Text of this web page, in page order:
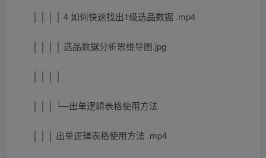
│ │ │ │ 4 如何快速找出1级选品数据 .mp4
│ │ │ │ 选品数据分析思维导图.jpg
│ │ │ └─出单逻辑表格使用方法
│ │ │ 出单逻辑表格使用方法 .mp4